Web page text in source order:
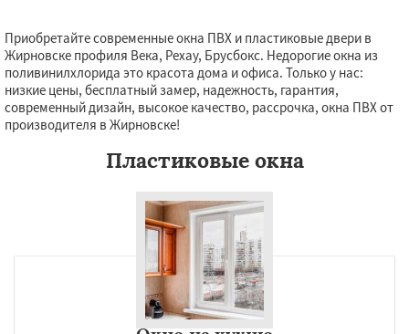
Приобретайте современные окна ПВХ и пластиковые двери в
Жирновске профиля Века, Рехау, Брусбокс. Недорогие окна из
поливинилхлорида это красота дома и офиса. Только у нас:
низкие цены, бесплатный замер, надежность, гарантия,
современный дизайн, высокое качество, рассрочка, окна ПВХ от
производителя в Жирновске!
Пластиковые окна